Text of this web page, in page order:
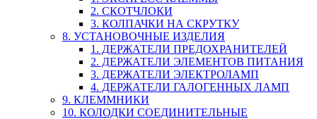
2. СКОТЧЛОКИ
3. КОЛПАЧКИ НА СКРУТКУ
8. УСТАНОВОЧНЫЕ ИЗДЕЛИЯ
1. ДЕРЖАТЕЛИ ПРЕДОХРАНИТЕЛЕЙ
2. ДЕРЖАТЕЛИ ЭЛЕМЕНТОВ ПИТАНИЯ
3. ДЕРЖАТЕЛИ ЭЛЕКТРОЛАМП
4. ДЕРЖАТЕЛИ ГАЛОГЕННЫХ ЛАМП
9. КЛЕММНИКИ
10. КОЛОДКИ СОЕДИНИТЕЛЬНЫЕ